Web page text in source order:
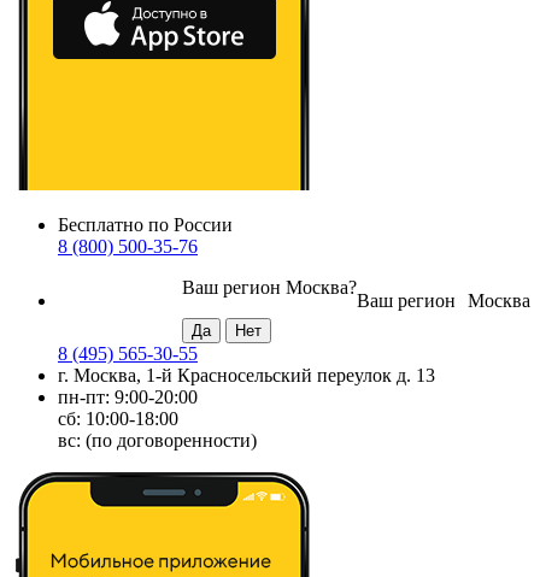
Бесплатно по России
8 (800) 500-35-76
Москва
Ваш регион
Ваш регион Москва?
8 (495) 565-30-55
г. Москва, 1-й Красносельский переулок д. 13
пн-пт: 9:00-20:00
сб: 10:00-18:00
вс: (по договоренности)